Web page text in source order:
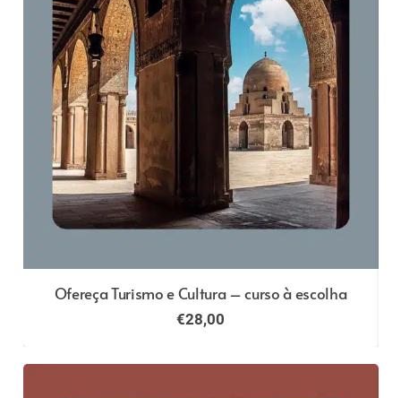
Ofereça Turismo e Cultura – curso à escolha
€28,00